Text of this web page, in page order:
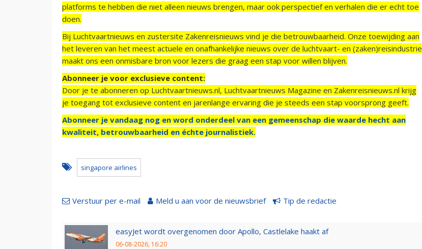
platforms te hebben die niet alleen nieuws brengen, maar ook perspectief en verhalen die er echt toe
doen.
Bij Luchtvaartnieuws en zustersite Zakenreisnieuws vind je die betrouwbaarheid. Onze toewijding aan
het leveren van het meest actuele en onafhankelijke nieuws over de luchtvaart- en (zaken)reisindustrie
maakt ons een onmisbare bron voor lezers die graag een stap voor willen blijven.
Abonneer je voor exclusieve content:
Door je te abonneren op Luchtvaartnieuws.nl, Luchtvaartnieuws Magazine en Zakenreisnieuws.nl krijg
je toegang tot exclusieve content en jarenlange ervaring die je steeds een stap voorsprong geeft.
Abonneer je vandaag nog en word onderdeel van een gemeenschap die waarde hecht aan
kwaliteit, betrouwbaarheid en échte journalistiek.
singapore airlines
Verstuur per e-mail Meld u aan voor de nieuwsbrief Tip de redactie
easyJet wordt overgenomen door Apollo, Castlelake haakt af
06-08-2026, 16:20